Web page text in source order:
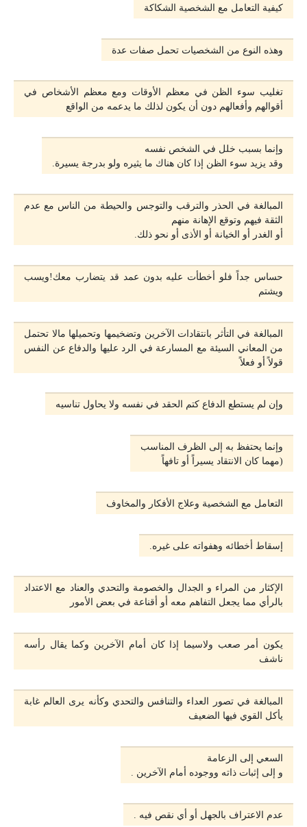
كيفية التعامل مع الشخصية الشكاكة
وهذه النوع من الشخصيات تحمل صفات عدة
تغليب سوء الظن في معظم الأوقات ومع معظم الأشخاص في
أقوالهم وأفعالهم دون أن يكون لذلك ما يدعمه من الواقع
وإنما بسبب خلل في الشخص نفسه
وقد يزيد سوء الظن إذا كان هناك ما يثيره ولو بدرجة يسيرة.
المبالغة في الحذر والترقب والتوجس والحيطة من الناس مع عدم
الثقة فيهم وتوقع الإهانة منهم
أو الغدر أو الخيانة أو الأذى أو نحو ذلك.
حساس جداً فلو أخطأت عليه بدون عمد قد يتضارب معك!ويسب
ويشتم
المبالغة في التأثر بانتقادات الآخرين وتضخيمها وتحميلها مالا تحتمل
من المعاني السيئة مع المسارعة في الرد عليها والدفاع عن النفس
قولاً أو فعلاً
وإن لم يستطع الدفاع كتم الحقد في نفسه ولا يحاول تناسيه
وإنما يحتفظ به إلى الظرف المناسب
(مهما كان الانتقاد يسيراً أو تافهاً
التعامل مع الشخصية وعلاج الأفكار والمخاوف
إسقاط أخطائه وهفواته على غيره.
الإكثار من المراء و الجدال والخصومة والتحدي والعناد مع الاعتداد
بالرأي مما يجعل التفاهم معه أو أقناعة في بعض الأمور
يكون أمر صعب ولاسيما إذا كان أمام الآخرين وكما يقال رأسه
ناشف
المبالغة في تصور العداء والتنافس والتحدي وكأنه يرى العالم غابة
يأكل القوي فيها الضعيف
السعي إلى الزعامة
و إلى إثبات ذاته ووجوده أمام الآخرين .
عدم الاعتراف بالجهل أو أي نقص فيه .